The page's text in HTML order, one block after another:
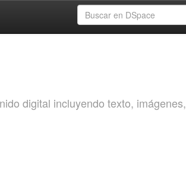
digital incluyendo texto, imágenes,